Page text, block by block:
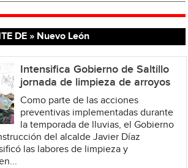
DE » Nuevo León
Intensifica Gobierno de Saltillo
jornada de limpieza de arroyos
Como parte de las acciones
preventivas implementadas durante
la temporada de lluvias, el Gobierno
del alcalde Javier Díaz
las labores de limpieza y